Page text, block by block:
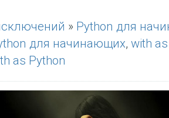
» Python для
для начинающих, with
as Python